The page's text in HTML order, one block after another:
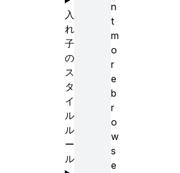
n
t
m
o
r
e
b
r
o
w
s
e
入
れ
子
の
ス
タ
イ
ル
ル
ー
ル